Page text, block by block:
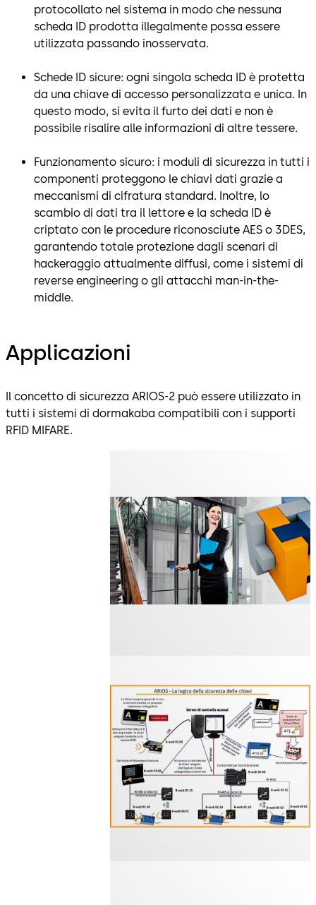
protocollato nel sistema in modo che nessuna
scheda ID prodotta illegalmente possa essere
utilizzata passando inosservata.
Schede ID sicure: ogni singola scheda ID è protetta
da una chiave di accesso personalizzata e unica. In
questo modo, si evita il furto dei dati e non è
possibile risalire alle informazioni di altre tessere.
Funzionamento sicuro: i moduli di sicurezza in tutti i
componenti proteggono le chiavi dati grazie a
meccanismi di cifratura standard. Inoltre, lo
scambio di dati tra il lettore e la scheda ID è
criptato con le procedure riconosciute AES o 3DES,
garantendo totale protezione dagli scenari di
hackeraggio attualmente diffusi, come i sistemi di
reverse engineering o gli attacchi man-in-the-
middle.
Applicazioni
Il concetto di sicurezza ARIOS-2 può essere utilizzato in
tutti i sistemi di dormakaba compatibili con i supporti
RFID MIFARE.